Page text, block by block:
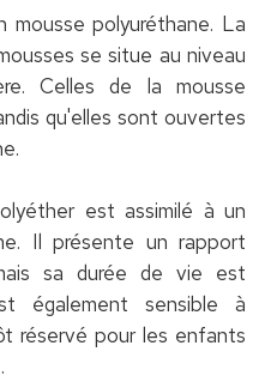
polyuréthane. La
se situe au niveau
Celles de la mousse
qu'elles sont ouvertes
est assimilé à un
Il présente un rapport
sa durée de vie est
également sensible à
réservé pour les enfants